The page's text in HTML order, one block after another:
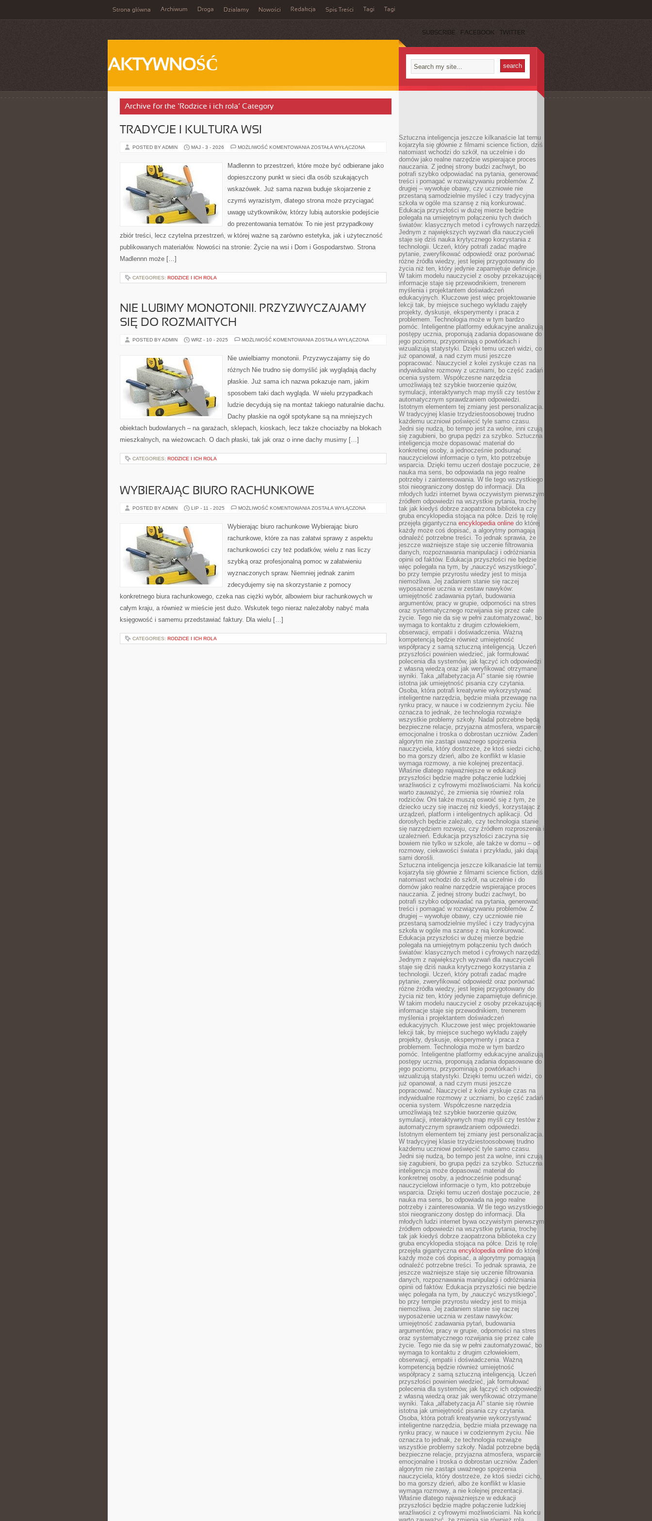
Strona główna Archiwum Droga Działamy Nowości Redakcja Spis Treści Tagi Tagi
SUBSCRIBE FACEBOOK TWITTER
AKTYWNOŚĆ
Archive for the ‘Rodzice i ich rola’ Category
TRADYCJE I KULTURA WSI
POSTED BY ADMIN MAJ - 3 - 2026 MOŻLIWOŚĆ KOMENTOWANIA TRADYCJE
ZOSTAŁA WYŁĄCZONA
Madlennn to przestrzeń, które może być odbierane jako
dopieszczony punkt w sieci dla osób szukających
wskazówek. Już sama nazwa buduje skojarzenie z
czymś wyrazistym, dlatego strona może przyciągać
uwagę użytkowników, którzy lubią autorskie podejście
do prezentowania tematów. To nie jest przypadkowy
zbiór treści, lecz czytelna przestrzeń, w której ważne są zarówno estetyka, jak i użyteczność
publikowanych materiałów. Nowości na stronie: Życie na wsi i Dom i Gospodarstwo. Strona
Madlennn może […]
CATEGORIES: RODZICE I ICH ROLA
NIE LUBIMY MONOTONII. PRZYZWYCZAJAMY
SIĘ DO ROZMAITYCH
POSTED BY ADMIN WRZ - 10 - 2025 MOŻLIWOŚĆ KOMENTOWANIA NIE
PRZYZWYCZAJAMY
SIĘ
ROZMAITYCH
ZOSTAŁA WYŁĄCZONA
Nie uwielbiamy monotonii. Przyzwyczajamy się do
różnych Nie trudno się domyślić jak wyglądają dachy
płaskie. Już sama ich nazwa pokazuje nam, jakim
sposobem taki dach wygląda. W wielu przypadkach
ludzie decydują się na montaż takiego naturalnie dachu.
Dachy płaskie na ogół spotykane są na mniejszych
obiektach budowlanych – na garażach, sklepach, kioskach, lecz także chociażby na blokach
mieszkalnych, na wieżowcach. O dach płaski, tak jak oraz o inne dachy musimy […]
CATEGORIES: RODZICE I ICH ROLA
WYBIERAJĄC BIURO RACHUNKOWE
POSTED BY ADMIN LIP - 11 - 2025 MOŻLIWOŚĆ KOMENTOWANIA WYBIERAJĄC
ZOSTAŁA WYŁĄCZONA
Wybierając biuro rachunkowe Wybierając biuro
rachunkowe, które za nas załatwi sprawy z aspektu
rachunkowości czy też podatków, wielu z nas liczy
szybką oraz profesjonalną pomoc w załatwieniu
wyznaczonych spraw. Niemniej jednak zanim
zdecydujemy się na skorzystanie z pomocy
konkretnego biura rachunkowego, czeka nas ciężki wybór, albowiem biur rachunkowych w
całym kraju, a również w mieście jest dużo. Wskutek tego nieraz należałoby nabyć mała
księgowość i samemu przedstawiać faktury. Dla wielu […]
CATEGORIES: RODZICE I ICH ROLA
Sztuczna inteligencja jeszcze kilkanaście lat temu
kojarzyła się głównie z filmami science fiction, dziś
natomiast wchodzi do szkół, na uczelnie i do
domów jako realne narzędzie wspierające proces
nauczania. Z jednej strony budzi zachwyt, bo
potrafi szybko odpowiadać na pytania, generować
treści i pomagać w rozwiązywaniu problemów. Z
drugiej – wywołuje obawy, czy uczniowie nie
przestaną samodzielnie myśleć i czy tradycyjna
szkoła w ogóle ma szansę z nią konkurować.
Edukacja przyszłości w dużej mierze będzie
polegała na umiejętnym połączeniu tych dwóch
światów: klasycznych metod i cyfrowych narzędzi.
Jednym z największych wyzwań dla nauczycieli
staje się dziś nauka krytycznego korzystania z
technologii. Uczeń, który potrafi zadać mądre
pytanie, zweryfikować odpowiedź oraz porównać
różne źródła wiedzy, jest lepiej przygotowany do
życia niż ten, który jedynie zapamiętuje definicje.
W takim modelu nauczyciel z osoby przekazującej
informacje staje się przewodnikiem, trenerem
myślenia i projektantem doświadczeń
edukacyjnych. Kluczowe jest więc projektowanie
lekcji tak, by miejsce suchego wykładu zajęły
projekty, dyskusje, eksperymenty i praca z
problemem. Technologia może w tym bardzo
pomóc. Inteligentne platformy edukacyjne analizują
postępy ucznia, proponują zadania dopasowane do
jego poziomu, przypominają o powtórkach i
wizualizują statystyki. Dzięki temu uczeń widzi, co
już opanował, a nad czym musi jeszcze
popracować. Nauczyciel z kolei zyskuje czas na
indywidualne rozmowy z uczniami, bo część zadań
ocenia system. Współczesne narzędzia
umożliwiają też szybkie tworzenie quizów,
symulacji, interaktywnych map myśli czy testów z
automatycznym sprawdzaniem odpowiedzi.
Istotnym elementem tej zmiany jest personalizacja.
W tradycyjnej klasie trzydziestoosobowej trudno
każdemu uczniowi poświęcić tyle samo czasu.
Jedni się nudzą, bo tempo jest za wolne, inni czują
się zagubieni, bo grupa pędzi za szybko. Sztuczna
inteligencja może dopasować materiał do
konkretnej osoby, a jednocześnie podsunąć
nauczycielowi informacje o tym, kto potrzebuje
wsparcia. Dzięki temu uczeń dostaje poczucie, że
nauka ma sens, bo odpowiada na jego realne
potrzeby i zainteresowania. W tle tego wszystkiego
stoi nieograniczony dostęp do informacji. Dla
młodych ludzi internet bywa oczywistym pierwszym
źródłem odpowiedzi na wszystkie pytania, trochę
tak jak kiedyś dobrze zaopatrzona biblioteka czy
gruba encyklopedia stojąca na półce. Dziś tę rolę
przejęła gigantyczna encyklopedia online do której
każdy może coś dopisać, a algorytmy pomagają
odnaleźć potrzebne treści. To jednak sprawia, że
jeszcze ważniejsze staje się uczenie filtrowania
danych, rozpoznawania manipulacji i odróżniania
opinii od faktów. Edukacja przyszłości nie będzie
więc polegała na tym, by „nauczyć wszystkiego”,
bo przy tempie przyrostu wiedzy jest to misja
niemożliwa. Jej zadaniem stanie się raczej
wyposażenie ucznia w zestaw nawyków:
umiejętność zadawania pytań, budowania
argumentów, pracy w grupie, odporności na stres
oraz systematycznego rozwijania się przez całe
życie. Tego nie da się w pełni zautomatyzować, bo
wymaga to kontaktu z drugim człowiekiem,
obserwacji, empatii i doświadczenia. Ważną
kompetencją będzie również umiejętność
współpracy z samą sztuczną inteligencją. Uczeń
przyszłości powinien wiedzieć, jak formułować
polecenia dla systemów, jak łączyć ich odpowiedzi
z własną wiedzą oraz jak weryfikować otrzymane
wyniki. Taka „alfabetyzacja AI” stanie się równie
istotna jak umiejętność pisania czy czytania.
Osoba, która potrafi kreatywnie wykorzystywać
inteligentne narzędzia, będzie miała przewagę na
rynku pracy, w nauce i w codziennym życiu. Nie
oznacza to jednak, że technologia rozwiąże
wszystkie problemy szkoły. Nadal potrzebne będą
bezpieczne relacje, przyjazna atmosfera, wsparcie
emocjonalne i troska o dobrostan uczniów. Żaden
algorytm nie zastąpi uważnego spojrzenia
nauczyciela, który dostrzeże, że ktoś siedzi cicho,
bo ma gorszy dzień, albo że konflikt w klasie
wymaga rozmowy, a nie kolejnej prezentacji.
Właśnie dlatego najważniejsze w edukacji
przyszłości będzie mądre połączenie ludzkiej
wrażliwości z cyfrowymi możliwościami. Na końcu
warto zauważyć, że zmienia się również rola
rodziców. Oni także muszą oswoić się z tym, że
dziecko uczy się inaczej niż kiedyś, korzystając z
urządzeń, platform i inteligentnych aplikacji. Od
dorosłych będzie zależało, czy technologia stanie
się narzędziem rozwoju, czy źródłem rozproszenia i
uzależnień. Edukacja przyszłości zaczyna się
bowiem nie tylko w szkole, ale także w domu – od
rozmowy, ciekawości świata i przykładu, jaki dają
sami dorośli.
Sztuczna inteligencja jeszcze kilkanaście lat temu
kojarzyła się głównie z filmami science fiction, dziś
natomiast wchodzi do szkół, na uczelnie i do
domów jako realne narzędzie wspierające proces
nauczania. Z jednej strony budzi zachwyt, bo
potrafi szybko odpowiadać na pytania, generować
treści i pomagać w rozwiązywaniu problemów. Z
drugiej – wywołuje obawy, czy uczniowie nie
przestaną samodzielnie myśleć i czy tradycyjna
szkoła w ogóle ma szansę z nią konkurować.
Edukacja przyszłości w dużej mierze będzie
polegała na umiejętnym połączeniu tych dwóch
światów: klasycznych metod i cyfrowych narzędzi.
Jednym z największych wyzwań dla nauczycieli
staje się dziś nauka krytycznego korzystania z
technologii. Uczeń, który potrafi zadać mądre
pytanie, zweryfikować odpowiedź oraz porównać
różne źródła wiedzy, jest lepiej przygotowany do
życia niż ten, który jedynie zapamiętuje definicje.
W takim modelu nauczyciel z osoby przekazującej
informacje staje się przewodnikiem, trenerem
myślenia i projektantem doświadczeń
edukacyjnych. Kluczowe jest więc projektowanie
lekcji tak, by miejsce suchego wykładu zajęły
projekty, dyskusje, eksperymenty i praca z
problemem. Technologia może w tym bardzo
pomóc. Inteligentne platformy edukacyjne analizują
postępy ucznia, proponują zadania dopasowane do
jego poziomu, przypominają o powtórkach i
wizualizują statystyki. Dzięki temu uczeń widzi, co
już opanował, a nad czym musi jeszcze
popracować. Nauczyciel z kolei zyskuje czas na
indywidualne rozmowy z uczniami, bo część zadań
ocenia system. Współczesne narzędzia
umożliwiają też szybkie tworzenie quizów,
symulacji, interaktywnych map myśli czy testów z
automatycznym sprawdzaniem odpowiedzi.
Istotnym elementem tej zmiany jest personalizacja.
W tradycyjnej klasie trzydziestoosobowej trudno
każdemu uczniowi poświęcić tyle samo czasu.
Jedni się nudzą, bo tempo jest za wolne, inni czują
się zagubieni, bo grupa pędzi za szybko. Sztuczna
inteligencja może dopasować materiał do
konkretnej osoby, a jednocześnie podsunąć
nauczycielowi informacje o tym, kto potrzebuje
wsparcia. Dzięki temu uczeń dostaje poczucie, że
nauka ma sens, bo odpowiada na jego realne
potrzeby i zainteresowania. W tle tego wszystkiego
stoi nieograniczony dostęp do informacji. Dla
młodych ludzi internet bywa oczywistym pierwszym
źródłem odpowiedzi na wszystkie pytania, trochę
tak jak kiedyś dobrze zaopatrzona biblioteka czy
gruba encyklopedia stojąca na półce. Dziś tę rolę
przejęła gigantyczna encyklopedia online do której
każdy może coś dopisać, a algorytmy pomagają
odnaleźć potrzebne treści. To jednak sprawia, że
jeszcze ważniejsze staje się uczenie filtrowania
danych, rozpoznawania manipulacji i odróżniania
opinii od faktów. Edukacja przyszłości nie będzie
więc polegała na tym, by „nauczyć wszystkiego”,
bo przy tempie przyrostu wiedzy jest to misja
niemożliwa. Jej zadaniem stanie się raczej
wyposażenie ucznia w zestaw nawyków:
umiejętność zadawania pytań, budowania
argumentów, pracy w grupie, odporności na stres
oraz systematycznego rozwijania się przez całe
życie. Tego nie da się w pełni zautomatyzować, bo
wymaga to kontaktu z drugim człowiekiem,
obserwacji, empatii i doświadczenia. Ważną
kompetencją będzie również umiejętność
współpracy z samą sztuczną inteligencją. Uczeń
przyszłości powinien wiedzieć, jak formułować
polecenia dla systemów, jak łączyć ich odpowiedzi
z własną wiedzą oraz jak weryfikować otrzymane
wyniki. Taka „alfabetyzacja AI” stanie się równie
istotna jak umiejętność pisania czy czytania.
Osoba, która potrafi kreatywnie wykorzystywać
inteligentne narzędzia, będzie miała przewagę na
rynku pracy, w nauce i w codziennym życiu. Nie
oznacza to jednak, że technologia rozwiąże
wszystkie problemy szkoły. Nadal potrzebne będą
bezpieczne relacje, przyjazna atmosfera, wsparcie
emocjonalne i troska o dobrostan uczniów. Żaden
algorytm nie zastąpi uważnego spojrzenia
nauczyciela, który dostrzeże, że ktoś siedzi cicho,
bo ma gorszy dzień, albo że konflikt w klasie
wymaga rozmowy, a nie kolejnej prezentacji.
Właśnie dlatego najważniejsze w edukacji
przyszłości będzie mądre połączenie ludzkiej
wrażliwości z cyfrowymi możliwościami. Na końcu